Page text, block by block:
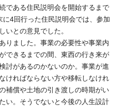
である住民説明会を開始するまで
4回行った住民説明会では、参加
いとの意見でした。
りました。事業の必要性や事業内
できるまでの間、東西の行き来が
討があるのかないのか。事業が進
ければならない方や移転しなけれ
補償や土地の引き渡しの時期がい
い。そうでないと今後の人生設計